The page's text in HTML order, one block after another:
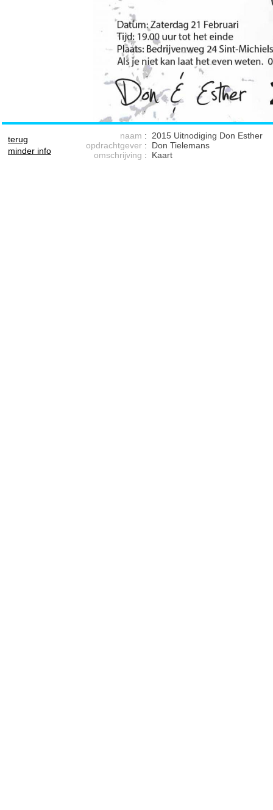
naam : 2015 Uitnodiging Don Esther
opdrachtgever : Don Tielemans
omschrijving : Kaart
terug
minder info